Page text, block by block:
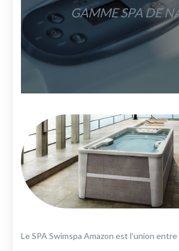
GAMME SPA DE
Le SPA Swimspa Amazon est l'union entre